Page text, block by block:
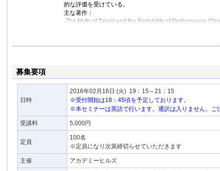
的な評価を受けている。
主な著作：
-The Myth of Talent and the Portability of Performance
Street Research: Past, Present, and Future.
募集要項
日時
2016年02月16日 (火) 19：15～21：15
※受付開始は18：45頃を予定しております。
※本セミナーは英語で行います。通訳は入りません。ご
受講料 5,000円
定員
100名
※定員になり次第締切らせていただきます
主催 アカデミーヒルズ